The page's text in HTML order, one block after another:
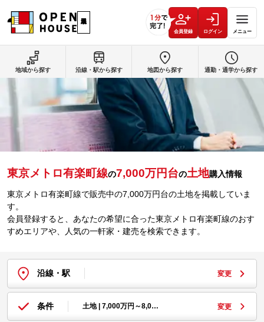
会員登録 ログイン メニュー
東京メトロ有楽町線の7,000万円台の土地購入情報
東京メトロ有楽町線で販売中の7,000万円台の土地を掲載していま
す。
会員登録すると、あなたの希望に合った東京メトロ有楽町線のおす
すめエリアや、人気の一軒家・建売を検索できます。
沿線・駅 変更
条件 土地 | 7,000万円～8,0… 変更
地域から探す 沿線・駅から探す 地図から探す 通勤・通学から探す